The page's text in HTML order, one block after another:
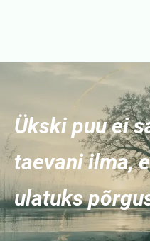
Ükski puu ei
taevani ilma,
ulatuks